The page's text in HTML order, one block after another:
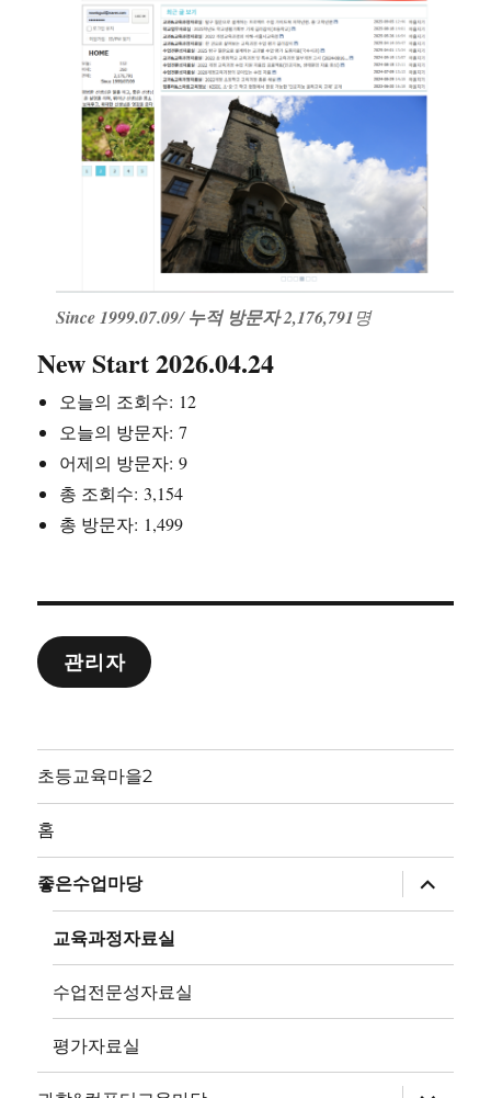
Since 1999.07.09/누적 방문자 2,176,791명
New Start 2026.04.24
오늘의 조회수: 12
오늘의 방문자:7
어제의 방문자:9
총 조회수: 3,154
총 방문자: 1,499
관리자
초등교육마을2
홈
좋은수업마당
위
메
장
교육과정자료실
수업전문성자료실
평가자료실